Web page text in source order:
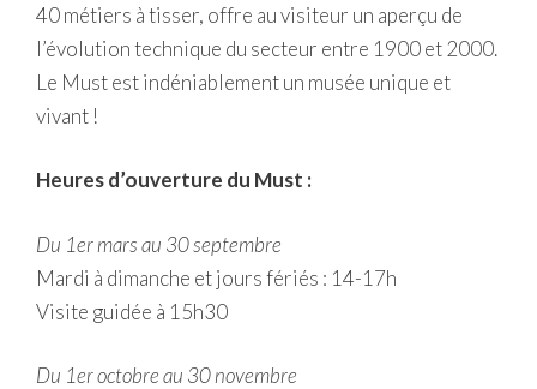
40 métiers à tisser, offre au visiteur un aperçu de
l’évolution technique du secteur entre 1900 et 2000.
Le Must est indéniablement un musée unique et
vivant !
Heures d’ouverture du Must :
Du 1er mars au 30 septembre
Mardi à dimanche et jours fériés : 14-17h
Visite guidée à 15h30
Du 1er octobre au 30 novembre